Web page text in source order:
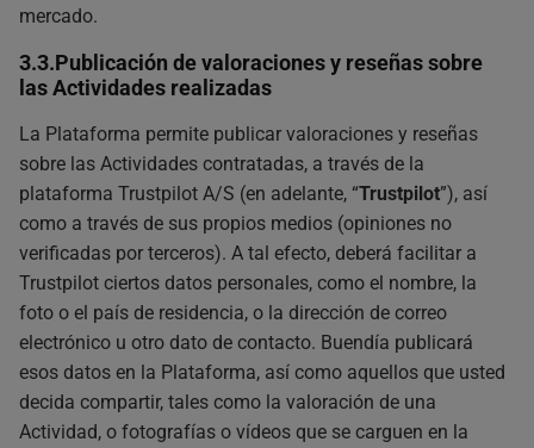
mercado.
3.3.Publicación de valoraciones y reseñas sobre
las Actividades realizadas
La Plataforma permite publicar valoraciones y reseñas
sobre las Actividades contratadas, a través de la
plataforma Trustpilot A/S (en adelante, “Trustpilot”), así
como a través de sus propios medios (opiniones no
verificadas por terceros). A tal efecto, deberá facilitar a
Trustpilot ciertos datos personales, como el nombre, la
foto o el país de residencia, o la dirección de correo
electrónico u otro dato de contacto. Buendía publicará
esos datos en la Plataforma, así como aquellos que usted
decida compartir, tales como la valoración de una
Actividad, o fotografías o vídeos que se carguen en la